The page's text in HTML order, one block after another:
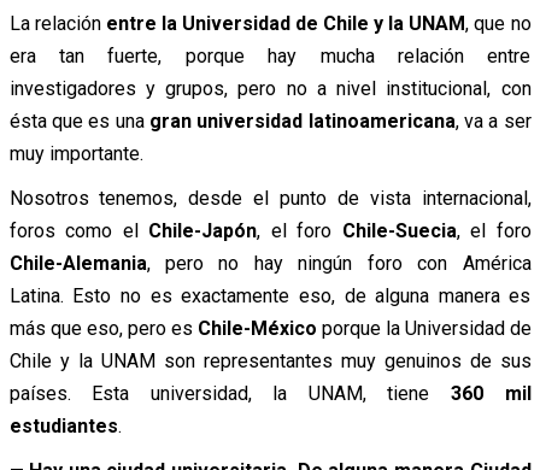
La relación entre la Universidad de Chile y la UNAM, que no
era tan fuerte, porque hay mucha relación entre
investigadores y grupos, pero no a nivel institucional, con
ésta que es una gran universidad latinoamericana, va a ser
muy importante.
Nosotros tenemos, desde el punto de vista internacional,
foros como el Chile-Japón, el foro Chile-Suecia, el foro
Chile-Alemania, pero no hay ningún foro con América
Latina. Esto no es exactamente eso, de alguna manera es
más que eso, pero es Chile-México porque la Universidad de
Chile y la UNAM son representantes muy genuinos de sus
países. Esta universidad, la UNAM, tiene 360 mil
estudiantes.